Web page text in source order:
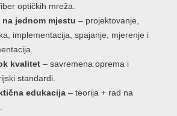
optičkih mreža.
na jednom mjestu – projektovanje,
implementacija, spajanje, mjerenje i
kvalitet – savremena oprema i
standardi.
edukacija – teorija + rad na